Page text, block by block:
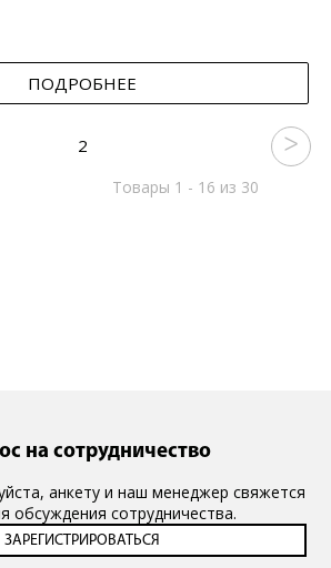
ПОДРОБНЕЕ
2
Товары 1 - 16 из 30
на сотрудничество
анкету и наш менеджер свяжется
обсуждения сотрудничества.